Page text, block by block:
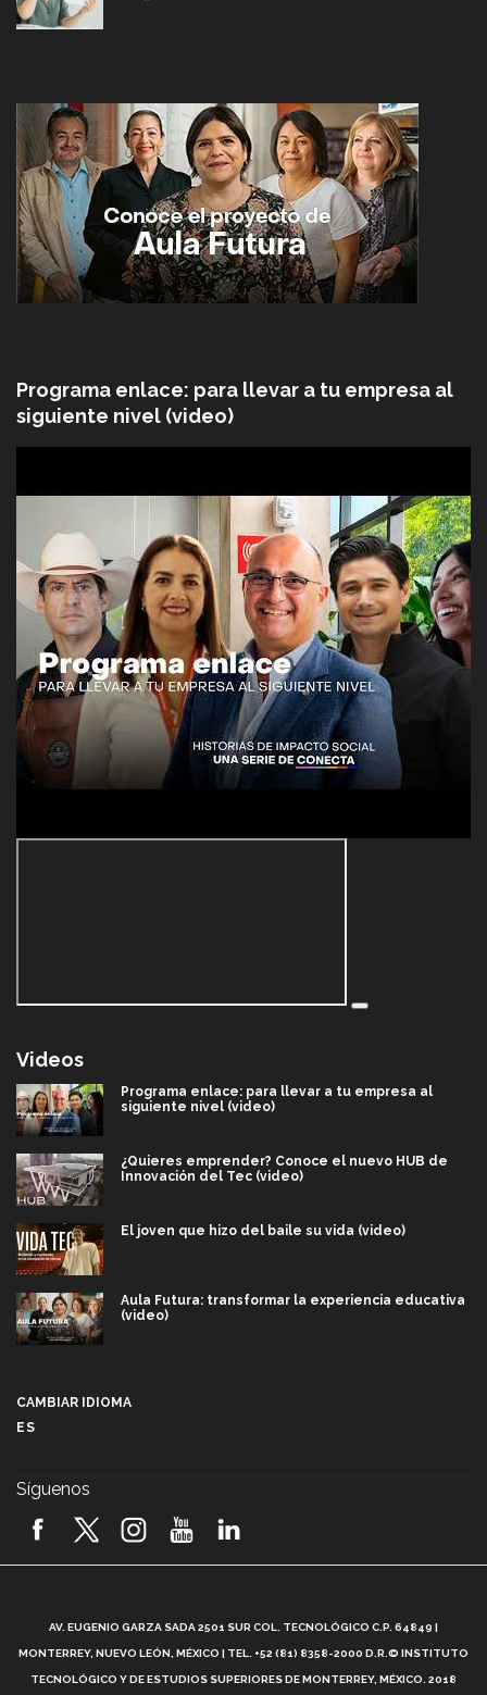
Programa enlace: para llevar a tu empresa al
siguiente nivel (video)
Videos
Programa enlace: para llevar a tu empresa al
siguiente nivel (video)
¿Quieres emprender? Conoce el nuevo HUB de
Innovación del Tec (video)
El joven que hizo del baile su vida (video)
Aula Futura: transformar la experiencia educativa
(video)
2026! (video)
¿Cómo es el Modelo Educativo Tec? (video)
CAMBIAR IDIOMA
ES
Síguenos
AV. EUGENIO GARZA SADA 2501 SUR COL. TECNOLÓGICO C.P. 64849 |
MONTERREY, NUEVO LEÓN, MÉXICO | TEL. +52 (81) 8358-2000 D.R.© INSTITUTO
TECNOLÓGICO Y DE ESTUDIOS SUPERIORES DE MONTERREY, MÉXICO. 2018